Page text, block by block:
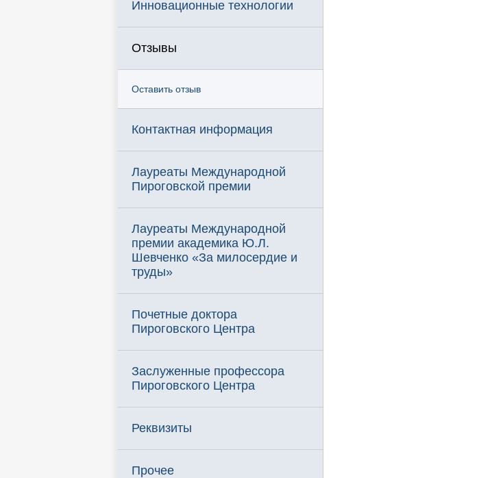
Инновационные технологии
Отзывы
Оставить отзыв
Контактная информация
Лауреаты Международной
Пироговской премии
Лауреаты Международной
премии академика Ю.Л.
Шевченко «За милосердие и
труды»
Почетные доктора
Пироговского Центра
Заслуженные профессора
Пироговского Центра
Реквизиты
Прочее